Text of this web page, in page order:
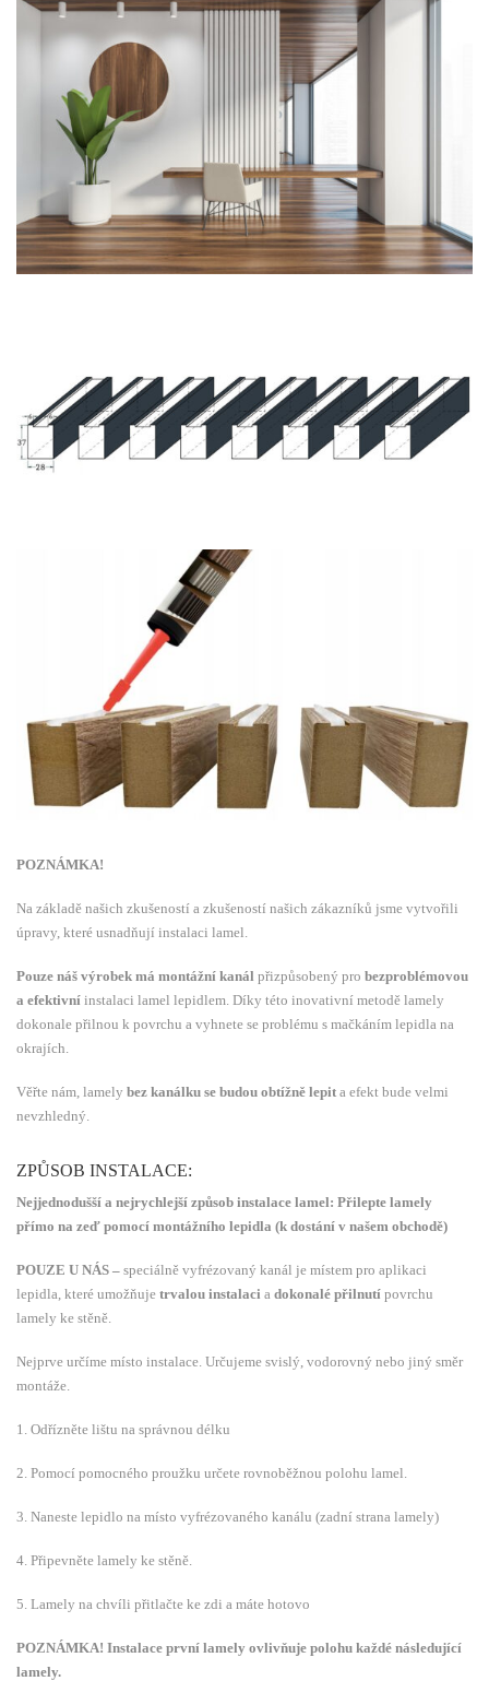
POZNÁMKA!
Na základě našich zkušeností a zkušeností našich zákazníků jsme vytvořili
úpravy, které usnadňují instalaci lamel.
Pouze náš výrobek má montážní kanál přizpůsobený pro bezproblémovou
a efektivní instalaci lamel lepidlem. Díky této inovativní metodě lamely
dokonale přilnou k povrchu a vyhnete se problému s mačkáním lepidla na
okrajích.
Věřte nám, lamely bez kanálku se budou obtížně lepit a efekt bude velmi
nevzhledný.
ZPŮSOB INSTALACE:
Nejjednodušší a nejrychlejší způsob instalace lamel: Přilepte lamely
přímo na zeď pomocí montážního lepidla (k dostání v našem obchodě)
POUZE U NÁS – speciálně vyfrézovaný kanál je místem pro aplikaci
lepidla, které umožňuje trvalou instalaci a dokonalé přilnutí povrchu
lamely ke stěně.
Nejprve určíme místo instalace. Určujeme svislý, vodorovný nebo jiný směr
montáže.
1. Odřízněte lištu na správnou délku
2. Pomocí pomocného proužku určete rovnoběžnou polohu lamel.
3. Naneste lepidlo na místo vyfrézovaného kanálu (zadní strana lamely)
4. Připevněte lamely ke stěně.
5. Lamely na chvíli přitlačte ke zdi a máte hotovo
POZNÁMKA! Instalace první lamely ovlivňuje polohu každé následující
lamely.